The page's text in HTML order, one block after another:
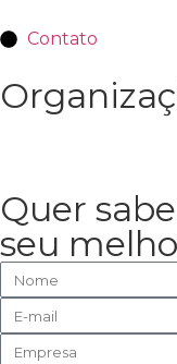
Contato
Quer
seu